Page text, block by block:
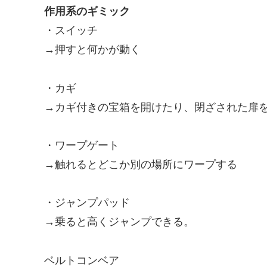
作用系のギミック
・スイッチ
→押すと何かが動く
・カギ
→カギ付きの宝箱を開けたり、閉ざされた扉
・ワープゲート
→触れるとどこか別の場所にワープする
・ジャンプパッド
→乗ると高くジャンプできる。
ベルトコンベア